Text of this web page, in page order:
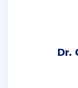
Dr.